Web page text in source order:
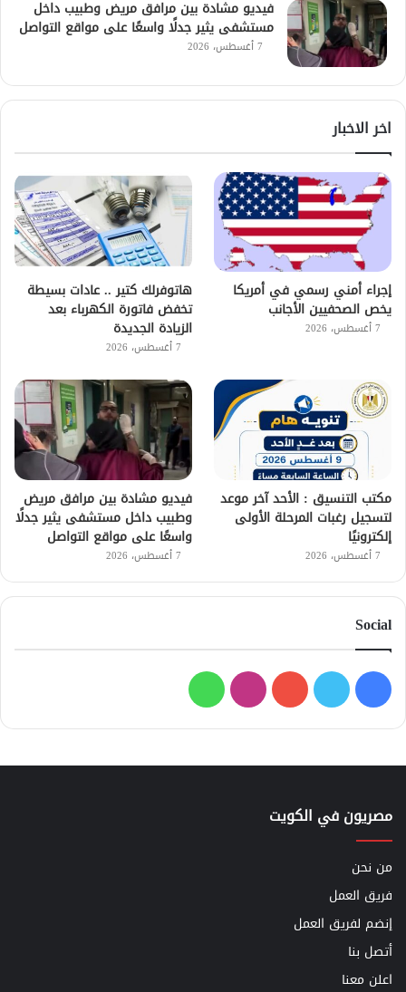
فيديو مشادة بين مرافق مريض وطبيب داخل
مستشفى يثير جدلًا واسعًا على مواقع التواصل
7 أغسطس، 2026
اخر الاخبار
إجراء أمني رسمي في أمريكا
يخص الصحفيين الأجانب
7 أغسطس، 2026
هاتوفرلك كتير .. عادات بسيطة
تخفض فاتورة الكهرباء بعد
الزيادة الجديدة
7 أغسطس، 2026
مكتب التنسيق : الأحد آخر موعد
لتسجيل رغبات المرحلة الأولى
إلكترونيًا
7 أغسطس، 2026
فيديو مشادة بين مرافق مريض
وطبيب داخل مستشفى يثير جدلًا
واسعًا على مواقع التواصل
7 أغسطس، 2026
Social
فيسبوك
تويتر يوتيوبانستقرامواتساب
مصريون في الكويت
من نحن
فريق العمل
إنضم لفريق العمل
أتصل بنا
اعلن معنا